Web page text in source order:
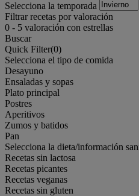
Selecciona la temporada
Filtrar recetas por valoración
0 - 5 valoración con estrellas
Buscar
Quick Filter(0)
Selecciona el tipo de comida
Desayuno
Ensaladas y sopas
Plato principal
Postres
Aperitivos
Zumos y batidos
Pan
Selecciona la dieta/información
Recetas sin lactosa
Recetas picantes
Recetas veganas
Recetas sin gluten